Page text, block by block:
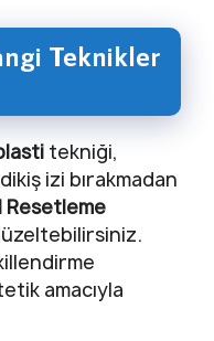
Teknikler
tekniği,
izi bırakmadan
Resetleme
amacıyla